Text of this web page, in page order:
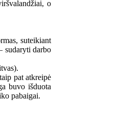
o
suteikiant
sudaryti darbo
pat atkreipė
buvo išduota
pabaigai.